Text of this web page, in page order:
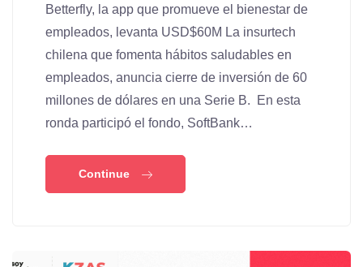
Betterfly, la app que promueve el bienestar de
empleados, levanta USD$60M La insurtech
chilena que fomenta hábitos saludables en
empleados, anuncia cierre de inversión de 60
millones de dólares en una Serie B. En esta
ronda participó el fondo, SoftBank…
Continue